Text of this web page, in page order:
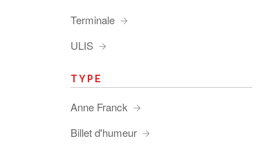
Terminale
ULIS
TYPE
Anne Franck
Billet d'humeur